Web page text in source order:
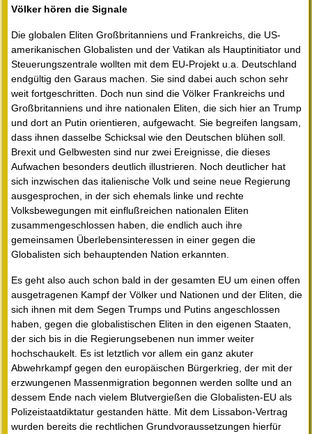
Völker hören die Signale
Die globalen Eliten Großbritanniens und Frankreichs, die US-
amerikanischen Globalisten und der Vatikan als Hauptinitiator und
Steuerungszentrale wollten mit dem EU-Projekt u.a. Deutschland
endgültig den Garaus machen. Sie sind dabei auch schon sehr
weit fortgeschritten. Doch nun sind die Völker Frankreichs und
Großbritanniens und ihre nationalen Eliten, die sich hier an Trump
und dort an Putin orientieren, aufgewacht. Sie begreifen langsam,
dass ihnen dasselbe Schicksal wie den Deutschen blühen soll.
Brexit und Gelbwesten sind nur zwei Ereignisse, die dieses
Aufwachen besonders deutlich illustrieren. Noch deutlicher hat
sich inzwischen das italienische Volk und seine neue Regierung
ausgesprochen, in der sich ehemals linke und rechte
Volksbewegungen mit einflußreichen nationalen Eliten
zusammengeschlossen haben, die endlich auch ihre
gemeinsamen Überlebensinteressen in einer gegen die
Globalisten sich behauptenden Nation erkannten.
Es geht also auch schon bald in der gesamten EU um einen offen
ausgetragenen Kampf der Völker und Nationen und der Eliten, die
sich ihnen mit dem Segen Trumps und Putins angeschlossen
haben, gegen die globalistischen Eliten in den eigenen Staaten,
der sich bis in die Regierungsebenen nun immer weiter
hochschaukelt. Es ist letztlich vor allem ein ganz akuter
Abwehrkampf gegen den europäischen Bürgerkrieg, der mit der
erzwungenen Massenmigration begonnen werden sollte und an
dessem Ende nach vielem Blutvergießen die Globalisten-EU als
Polizeistaatdiktatur gestanden hätte. Mit dem Lissabon-Vertrag
wurden bereits die rechtlichen Grundvoraussetzungen hierfür